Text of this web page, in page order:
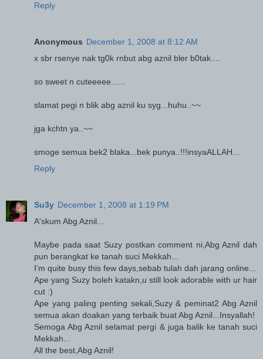
Reply
Anonymous December 1, 2008 at 8:12 AM
x sbr rsenye nak tg0k rnbut abg aznil bler b0tak....
so sweet n cuteeeee......
slamat pegi n blik abg aznil ku syg...huhu..~~
jga kchtn ya..~~
smoge semua bek2 blaka...bek punya..!!!insyaALLAH...
Reply
Su3y December 1, 2008 at 1:19 PM
A'skum Abg Aznil...
Maybe pada saat Suzy postkan comment ni,Abg Aznil dah
pun berangkat ke tanah suci Mekkah...
I'm quite busy this few days,sebab tulah dah jarang online...
Ape yang Suzy boleh katakn,u still look adorable with ur hair
cut :)
Ape yang paling penting sekali,Suzy & peminat2 Abg Aznil
semua akan doakan yang terbaik buat Abg Aznil...Insyallah!
Semoga Abg Aznil selamat pergi & juga balik ke tanah suci
Mekkah...
All the best,Abg Aznil!